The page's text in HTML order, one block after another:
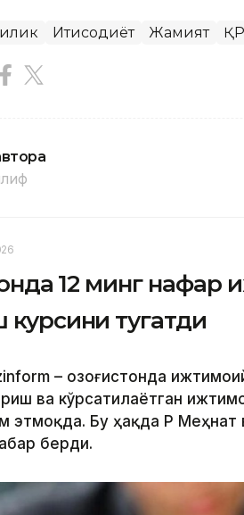
Иқтисодиёт Жамият
12 минг
тугатди
– Қозоғистонда
ва кўрсатилаётган
этмоқда. Бу ҳақда ҚР
берди.